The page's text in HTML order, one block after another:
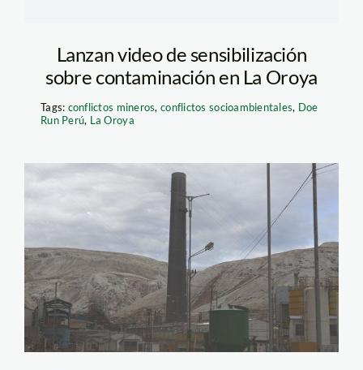
Lanzan video de sensibilización
sobre contaminación en La Oroya
Tags: conflictos mineros,conflictos socioambientales, Doe
Run Perú, La Oroya